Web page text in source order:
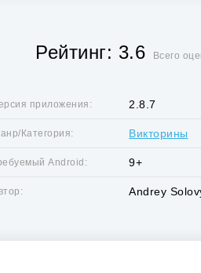
Рейтинг: 3.6 Всего
приложения: 2.8.7
Категория: Викторины
Android: 9+
Andrey